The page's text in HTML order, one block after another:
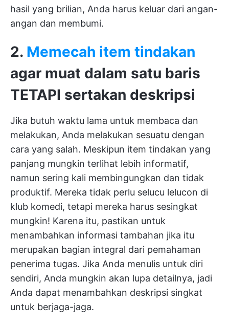
hasil yang brilian, Anda harus keluar dari angan-
angan dan membumi.
2. Memecah item tindakan
agar muat dalam satu baris
TETAPI sertakan deskripsi
Jika butuh waktu lama untuk membaca dan
melakukan, Anda melakukan sesuatu dengan
cara yang salah. Meskipun item tindakan yang
panjang mungkin terlihat lebih informatif,
namun sering kali membingungkan dan tidak
produktif. Mereka tidak perlu selucu lelucon di
klub komedi, tetapi mereka harus sesingkat
mungkin! Karena itu, pastikan untuk
menambahkan informasi tambahan jika itu
merupakan bagian integral dari pemahaman
penerima tugas. Jika Anda menulis untuk diri
sendiri, Anda mungkin akan lupa detailnya, jadi
Anda dapat menambahkan deskripsi singkat
untuk berjaga-jaga.